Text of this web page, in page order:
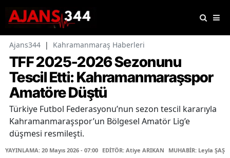
Ajans344 | Kahramanmaraş Haberleri
TFF 2025-2026 Sezonunu
Tescil Etti: Kahramanmaraşspor
Amatöre Düştü
Türkiye Futbol Federasyonu’nun sezon tescil kararıyla
Kahramanmaraşspor’un Bölgesel Amatör Lig’e
düşmesi resmileşti.
YAYINLAMA: 20 Mayıs 2026 - 07:00 EDİTÖR: Atiye ARIKAN MUHABİR: Leyla ŞAŞTI